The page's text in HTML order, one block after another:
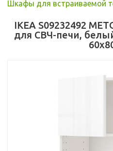
Шкафы для встраиваемой
IKEA S09232492
для СВЧ-печи,